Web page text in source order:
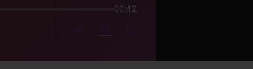
00:42
mute video
SubtitlesFullscreen